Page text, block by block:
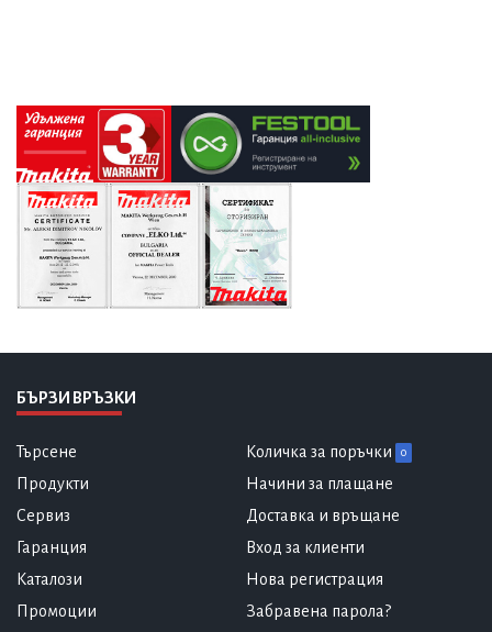
БЪРЗИ ВРЪЗКИ
Търсене
Продукти
Сервиз
Гаранция
Каталози
Промоции
Количка за поръчки 0
Начини за плащане
Доставка и връщане
Вход за клиенти
Нова регистрация
Забравена парола?